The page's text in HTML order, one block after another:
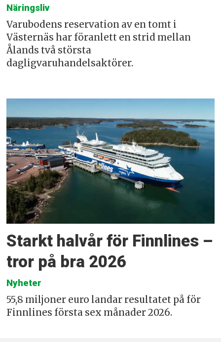
Näringsliv
Varubodens reservation av en tomt i
Västernäs har föranlett en strid mellan
Ålands två största
dagligvaruhandelsaktörer.
Starkt halvår för Finnlines –
tror på bra 2026
Nyheter
55,8 miljoner euro landar resultatet på för
Finnlines första sex månader 2026.